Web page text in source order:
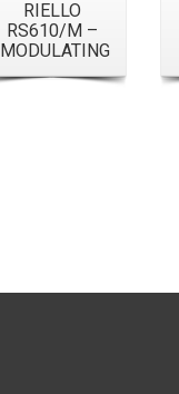
RIELLO
RS610/M –
MODULATING